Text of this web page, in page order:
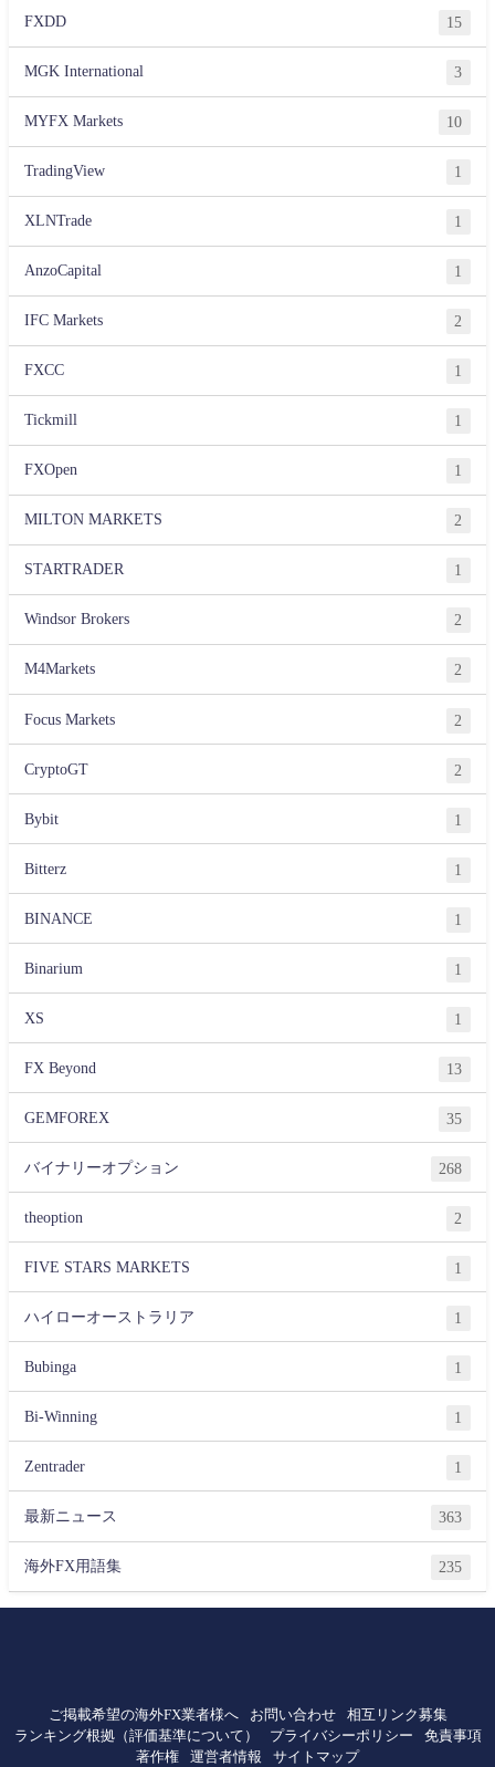
FXDD 15
MGK International 3
MYFX Markets 10
TradingView 1
XLNTrade 1
AnzoCapital 1
IFC Markets 2
FXCC 1
Tickmill 1
FXOpen 1
MILTON MARKETS 2
STARTRADER 1
Windsor Brokers 2
M4Markets 2
Focus Markets 2
CryptoGT 2
Bybit 1
Bitterz 1
BINANCE 1
Binarium 1
XS 1
FX Beyond 13
GEMFOREX 35
バイナリーオプション 268
theoption 2
FIVE STARS MARKETS 1
ハイローオーストラリア 1
Bubinga 1
Bi-Winning 1
Zentrader 1
最新ニュース 363
海外FX用語集 235
ご掲載希望の海外FX業者様へ お問い合わせ
相互リンク募集
ランキング根拠（評価基準について）
プライバシーポリシー
免責事項
著作権
運営者情報 サイトマップ